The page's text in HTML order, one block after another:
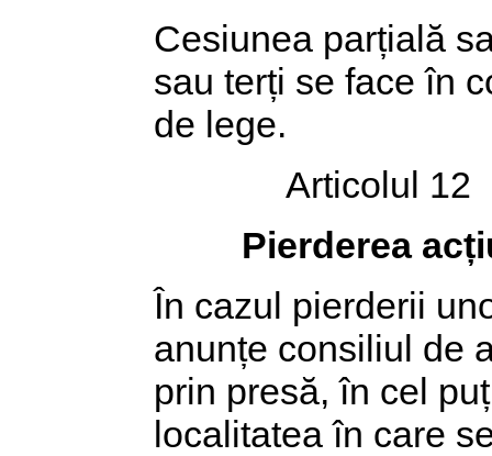
Cesiunea parțială
sau terți se face în
de lege.
Articolul 12
Pierderea
În cazul pierderii
anunțe consiliul de
prin presă, în cel
localitatea în care